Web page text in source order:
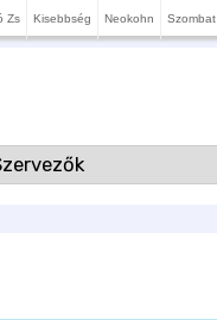
Zs Kisebbség Neokohn Szombat